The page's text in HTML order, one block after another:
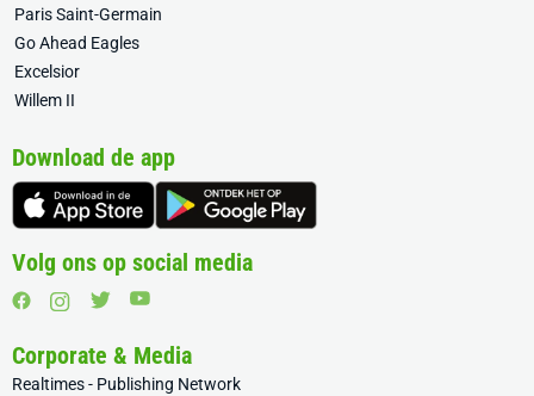
Paris Saint-Germain
Go Ahead Eagles
Excelsior
Willem II
Download de app
Volg ons op social media
Corporate & Media
Realtimes - Publishing Network